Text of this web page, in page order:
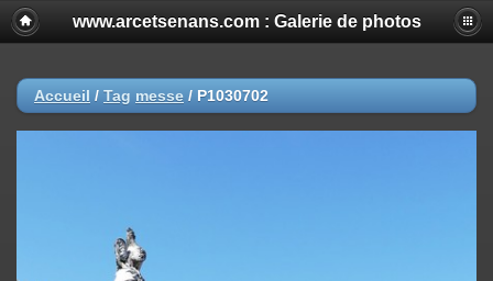
www.arcetsenans.com : Galerie de photos
Accueil / Tag messe / P1030702